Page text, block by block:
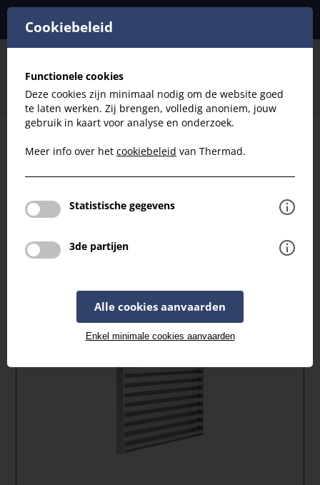
Cookiebeleid
Functionele cookies
Deze cookies zijn minimaal nodig om de website goed
te laten werken. Zij brengen, volledig anoniem, jouw
gebruik in kaart voor analyse en onderzoek.
Meer info over het cookiebeleid van Thermad.
Statistische gegevens
3de partijen
Alle cookies aanvaarden
Enkel minimale cookies aanvaarden
Opbouw Aluminium
Buitenrooster WO332: L300x H300 Alu Opbouw
Filteren
Roosters
Buitenrooster WO332: L300x H300 Alu